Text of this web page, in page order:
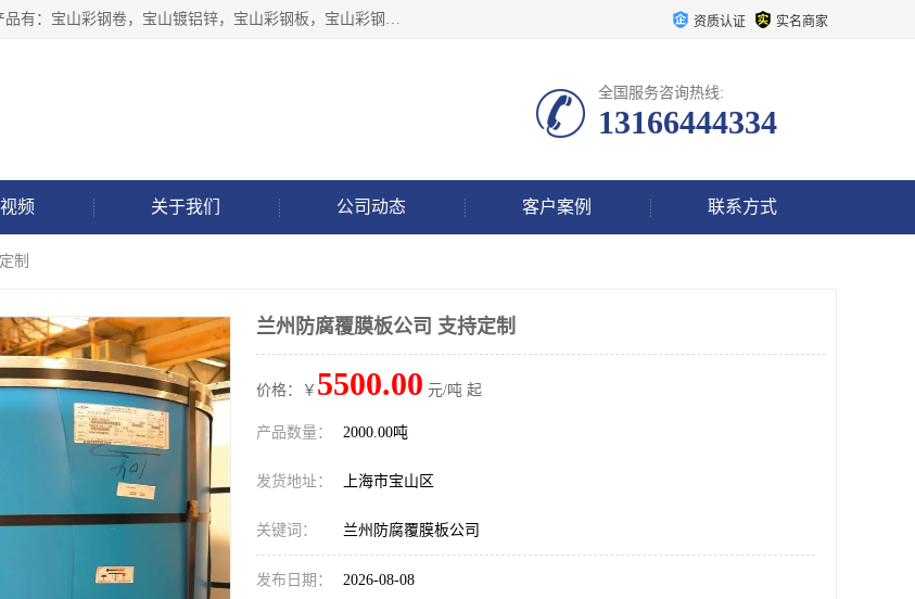
上海轩本实业有限公司于2017年注册地位于上海市宝山区，主要经营产品有：宝山彩钢卷，宝山镀铝锌，宝山彩钢板，宝山彩钢瓦等产品的生产和销售。 资质认证 实名商家
全国服务咨询热线:
13166444334
频 关于我们 公司动态 客户案例 联系方式
制
兰州防腐覆膜板公司 支持定制
价格：￥ 5500.00 元/吨 起
产品数量： 2000.00吨
发货地址： 上海市宝山区
关键词： 兰州防腐覆膜板公司
发布日期： 2026-08-08